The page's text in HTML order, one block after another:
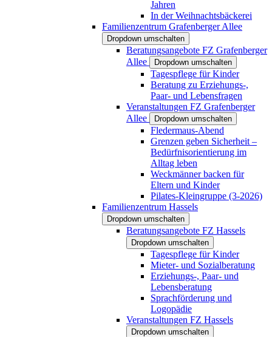
Jahren
In der Weihnachtsbäckerei
Familienzentrum Grafenberger Allee
Dropdown umschalten
Beratungsangebote FZ Grafenberger
Allee
Dropdown umschalten
Tagespflege für Kinder
Beratung zu Erziehungs-,
Paar- und Lebensfragen
Veranstaltungen FZ Grafenberger
Allee
Dropdown umschalten
Fledermaus-Abend
Grenzen geben Sicherheit –
Bedürfnisorientierung im
Alltag leben
Weckmänner backen für
Eltern und Kinder
Pilates-Kleingruppe (3-2026)
Familienzentrum Hassels
Dropdown umschalten
Beratungsangebote FZ Hassels
Dropdown umschalten
Tagespflege für Kinder
Mieter- und Sozialberatung
Erziehungs-, Paar- und
Lebensberatung
Sprachförderung und
Logopädie
Veranstaltungen FZ Hassels
Dropdown umschalten